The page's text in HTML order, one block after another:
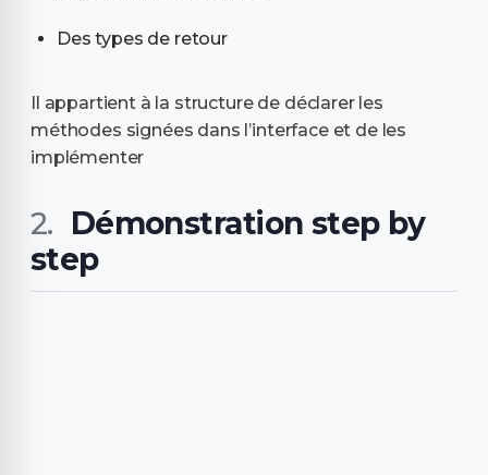
Des types de retour
Il appartient à la structure de déclarer les
méthodes signées dans l’interface et de les
implémenter
Démonstration step by
step